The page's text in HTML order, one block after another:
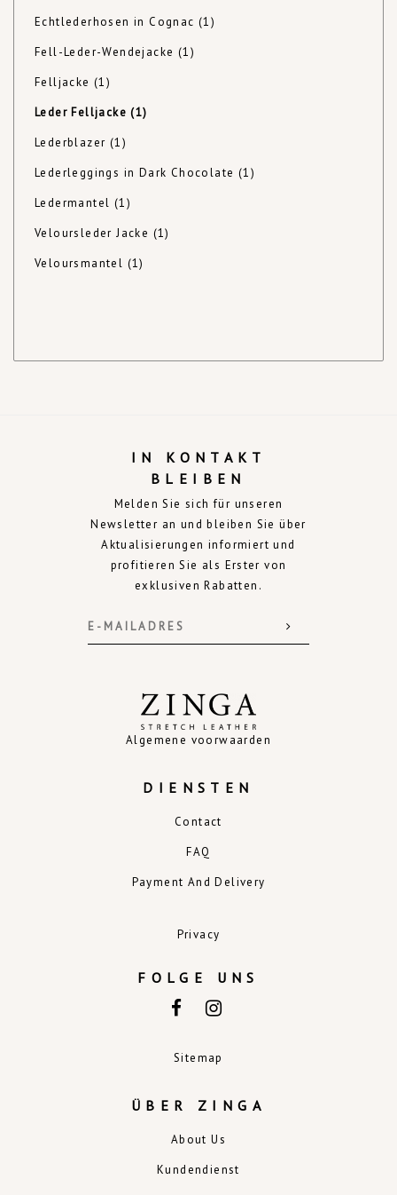
Echtlederhosen in Cognac (1)
Fell-Leder-Wendejacke (1)
Felljacke (1)
Leder Felljacke(1)
Lederblazer (1)
Lederleggings in Dark Chocolate (1)
Ledermantel (1)
Veloursleder Jacke (1)
Veloursmantel (1)
Algemene voorwaarden
DIENSTEN
Contact
FAQ
Payment And Delivery
Privacy
ÜBER ZINGA
About Us
Kundendienst
FOLGE UNS
Sitemap
IN KONTAKT
BLEIBEN
Melden Sie sich für unseren
Newsletter an und bleiben Sie über
Aktualisierungen informiert und
profitieren Sie als Erster von
exklusiven Rabatten.